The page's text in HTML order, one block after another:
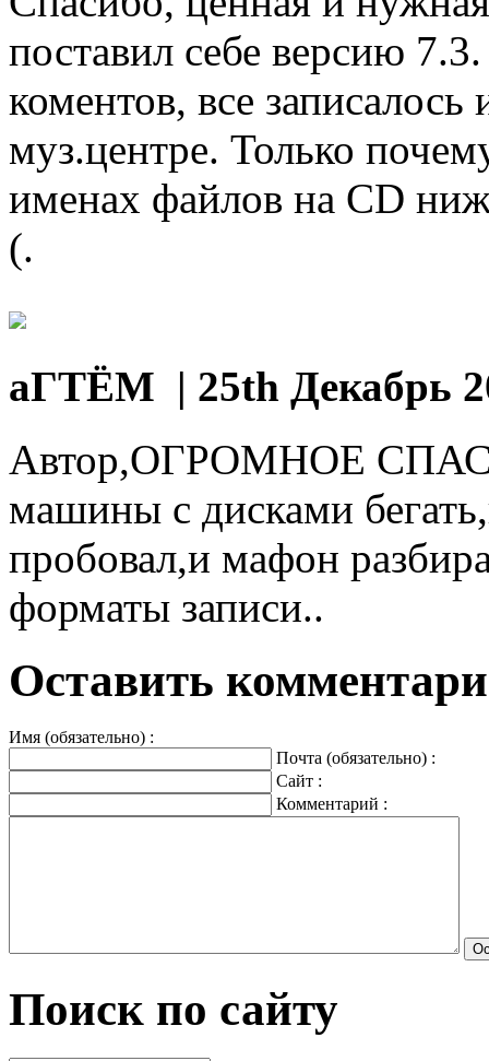
поставил себе версию
коментов, все записалось
муз.центре. Только
именах файлов на CD
(.
аГТЁМ | 25th Декабрь
Автор,ОГРОМНОЕ
машины с дисками
пробовал,и мафон
форматы записи..
Оставить
Имя (обязательно) :
Почта (обязательно) :
Сайт :
Комментарий :
Поиск по сайту